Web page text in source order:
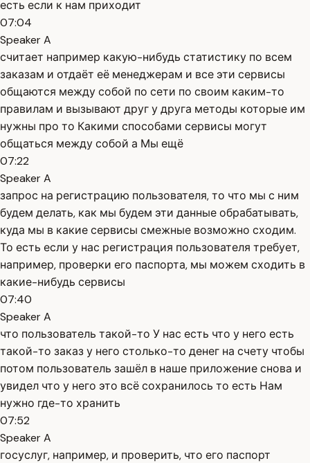
есть если к нам приходит
07:04
Speaker A
считает например какую-нибудь статистику по всем
заказам и отдаёт её менеджерам и все эти сервисы
общаются между собой по сети по своим каким-то
правилам и вызывают друг у друга методы которые им
нужны про то Какими способами сервисы могут
общаться между собой а Мы ещё
07:22
Speaker A
запрос на регистрацию пользователя, то что мы с ним
будем делать, как мы будем эти данные обрабатывать,
куда мы в какие сервисы смежные возможно сходим.
То есть если у нас регистрация пользователя требует,
например, проверки его паспорта, мы можем сходить в
какие-нибудь сервисы
07:40
Speaker A
что пользователь такой-то У нас есть что у него есть
такой-то заказ у него столько-то денег на счету чтобы
потом пользователь зашёл в наше приложение снова и
увидел что у него это всё сохранилось то есть Нам
нужно где-то хранить
07:52
Speaker A
госуслуг, например, и проверить, что его паспорт